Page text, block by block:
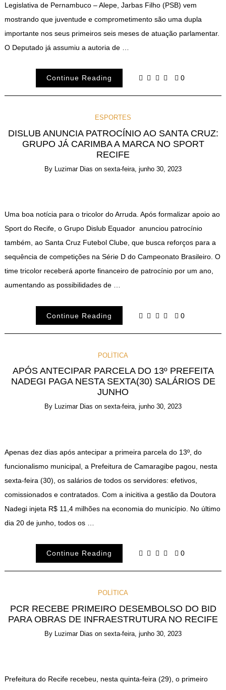
Legislativa de Pernambuco – Alepe, Jarbas Filho (PSB) vem
mostrando que juventude e comprometimento são uma dupla
importante nos seus primeiros seis meses de atuação parlamentar.
O Deputado já assumiu a autoria de …
Continue Reading 0
ESPORTES
DISLUB ANUNCIA PATROCÍNIO AO SANTA CRUZ:
GRUPO JÁ CARIMBA A MARCA NO SPORT
RECIFE
By Luzimar Dias on sexta-feira, junho 30, 2023
Uma boa notícia para o tricolor do Arruda. Após formalizar apoio ao
Sport do Recife, o Grupo Dislub Equador anunciou patrocínio
também, ao Santa Cruz Futebol Clube, que busca reforços para a
sequência de competições na Série D do Campeonato Brasileiro. O
time tricolor receberá aporte financeiro de patrocínio por um ano,
aumentando as possibilidades de …
Continue Reading 0
POLÍTICA
APÓS ANTECIPAR PARCELA DO 13º PREFEITA
NADEGI PAGA NESTA SEXTA(30) SALÁRIOS DE
JUNHO
By Luzimar Dias on sexta-feira, junho 30, 2023
Apenas dez dias após antecipar a primeira parcela do 13º, do
funcionalismo municipal, a Prefeitura de Camaragibe pagou, nesta
sexta-feira (30), os salários de todos os servidores: efetivos,
comissionados e contratados. Com a inicitiva a gestão da Doutora
Nadegi injeta R$ 11,4 milhões na economia do município. No último
dia 20 de junho, todos os …
Continue Reading 0
POLÍTICA
PCR RECEBE PRIMEIRO DESEMBOLSO DO BID
PARA OBRAS DE INFRAESTRUTURA NO RECIFE
By Luzimar Dias on sexta-feira, junho 30, 2023
Prefeitura do Recife recebeu, nesta quinta-feira (29), o primeiro